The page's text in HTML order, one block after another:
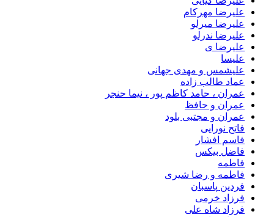
علیرضا مهرکام
علیرضا میرلو
علیرضا ندرلو
علیرضا ی
علیسا
علیشمس و مهدی جهانی
عماد طالب زاده
عمران ، حامد کاظم پور ، نیما حنجر
عمران و حافظ
عمران و مجتبی بلود
فاتح نورایی
فاسم افشار
فاضل بیکس
فاطمه
فاطمه و رضا شیری
فردین پاسبان
فرزاد خرمی
فرزاد شاه علی